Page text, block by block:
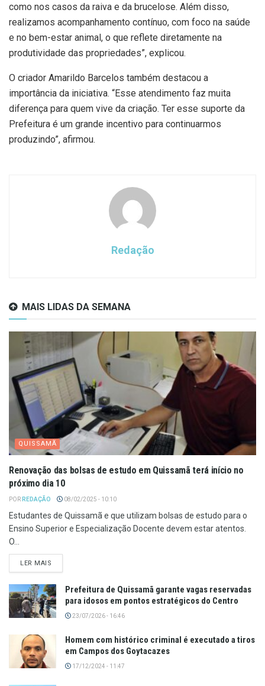
como nos casos da raiva e da brucelose. Além disso,
realizamos acompanhamento contínuo, com foco na saúde
e no bem-estar animal, o que reflete diretamente na
produtividade das propriedades”, explicou.
O criador Amarildo Barcelos também destacou a
importância da iniciativa. “Esse atendimento faz muita
diferença para quem vive da criação. Ter esse suporte da
Prefeitura é um grande incentivo para continuarmos
produzindo”, afirmou.
Redação
MAIS LIDAS DA SEMANA
QUISSAMÃ
Renovação das bolsas de estudo em Quissamã terá início no
próximo dia 10
POR REDAÇÃO 08/02/2025 - 10:10
Estudantes de Quissamã e que utilizam bolsas de estudo para o
Ensino Superior e Especialização Docente devem estar atentos.
O...
LER MAIS
Prefeitura de Quissamã garante vagas reservadas
para idosos em pontos estratégicos do Centro
23/07/2026 - 16:46
Homem com histórico criminal é executado a tiros
em Campos dos Goytacazes
17/12/2024 - 11:47